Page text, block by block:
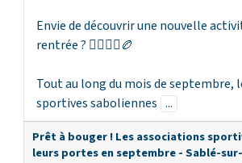
Envie de découvrir une nouvelle
rentrée ? 🏃‍♀🏊‍♂🏉
Tout au long du mois de septembre,
sportives saboliennes ...
Prêt à bouger ! Les associations
leurs portes en septembre - Sablé-